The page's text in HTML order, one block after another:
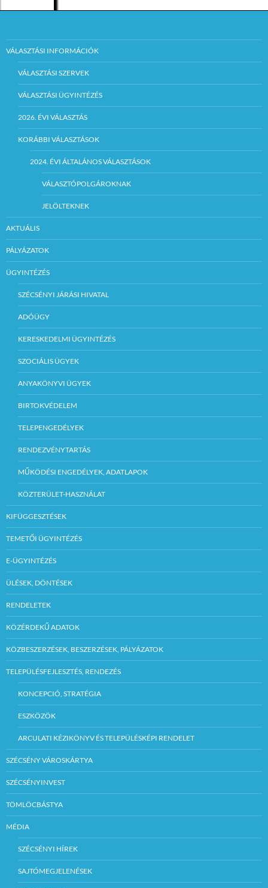
VÁLASZTÁSI INFORMÁCIÓK
VÁLASZTÁSI SZERVEK
VÁLASZTÁSI ÜGYINTÉZÉS
2026. ÉVI VÁLASZTÁS
KORÁBBI VÁLASZTÁSOK
2024. ÉVI ÁLTALÁNOS VÁLASZTÁSOK
VÁLASZTÓPOLGÁROKNAK
JELÖLTEKNEK
AKTUÁLIS
PÁLYÁZATOK
ÜGYINTÉZÉS
SZÉCSÉNYI JÁRÁSI HIVATAL
ADÓÜGY
KERESKEDELMI ÜGYINTÉZÉS
SZOCIÁLIS ÜGYEK
ANYAKÖNYVI ÜGYEK
BIRTOKVÉDELEM
TELEPENGEDÉLYEK
RENDEZVÉNYTARTÁS
MŰKÖDÉSI ENGEDÉLYEK, ADATLAPOK
KÖZTERÜLET-HASZNÁLAT
KIFÜGGESZTÉSEK
TEMETŐI ÜGYINTÉZÉS
E-ÜGYINTÉZÉS
ÜLÉSEK, DÖNTÉSEK
RENDELETEK
KÖZÉRDEKŰ ADATOK
KÖZBESZERZÉSEK, BESZERZÉSEK, PÁLYÁZATOK
TELEPÜLÉSFEJLESZTÉS, RENDEZÉS
KONCEPCIÓ, STRATÉGIA
ESZKÖZÖK
ARCULATI KÉZIKÖNYV ÉS TELEPÜLÉSKÉPI RENDELET
SZÉCSÉNY VÁROSKÁRTYA
SZÉCSÉNYINVEST
TÖMLÖCBÁSTYA
MÉDIA
SZÉCSÉNYI HÍREK
SAJTÓMEGJELENÉSEK